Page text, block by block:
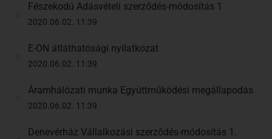
Fészekodú Adásvételi szerződés-módosítás 1
2020.06.02. 11:39
E-ON átláthatósági nyilatkozat
2020.06.02. 11:39
Áramhálózati munka Együttműködési megállapodás
2020.06.02. 11:39
Denevérház Vállalkozási szerződés-módosítás 1.